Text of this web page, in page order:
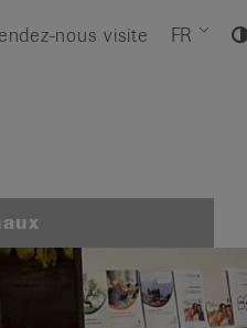
nous visite FR